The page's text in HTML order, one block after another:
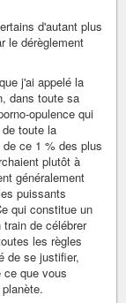
d'autant plus
le dérèglement
j'ai appelé la
dans toute sa
opulence qui
toute la
ce 1 % des plus
plutôt à
généralement
puissants
qui constitue un
de célébrer
les règles
de se justifier,
que vous